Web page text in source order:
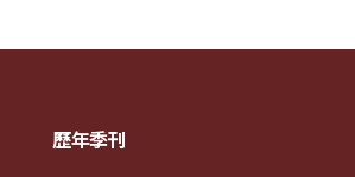
歷年季刊